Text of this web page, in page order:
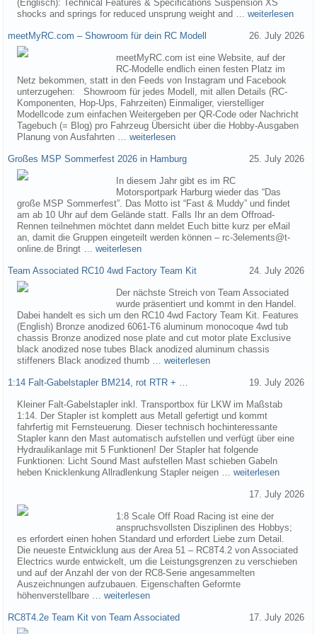
(Englisch): Technical Features & Specifications Suspension XS
shocks and springs for reduced unsprung weight and … weiterlesen
meetMyRC.com – Showroom für dein RC Modell 26. July 2026
meetMyRC.com ist eine Website, auf der
RC-Modelle endlich einen festen Platz im
Netz bekommen, statt in den Feeds von Instagram und Facebook
unterzugehen: Showroom für jedes Modell, mit allen Details (RC-
Komponenten, Hop-Ups, Fahrzeiten) Einmaliger, vierstelliger
Modellcode zum einfachen Weitergeben per QR-Code oder Nachricht
Tagebuch (= Blog) pro Fahrzeug Übersicht über die Hobby-Ausgaben
Planung von Ausfahrten … weiterlesen
Großes MSP Sommerfest 2026 in Hamburg 25. July 2026
In diesem Jahr gibt es im RC
Motorsportpark Harburg wieder das “Das
große MSP Sommerfest”. Das Motto ist “Fast & Muddy” und findet
am ab 10 Uhr auf dem Gelände statt. Falls Ihr an dem Offroad-
Rennen teilnehmen möchtet dann meldet Euch bitte kurz per eMail
an, damit die Gruppen eingeteilt werden können – rc-3elements@t-
online.de Bringt … weiterlesen
Team Associated RC10 4wd Factory Team Kit 24. July 2026
Der nächste Streich von Team Associated
wurde präsentiert und kommt in den Handel.
Dabei handelt es sich um den RC10 4wd Factory Team Kit. Features
(English) Bronze anodized 6061-T6 aluminum monocoque 4wd tub
chassis Bronze anodized nose plate and cut motor plate Exclusive
black anodized nose tubes Black anodized aluminum chassis
stiffeners Black anodized thumb … weiterlesen
1:14 Falt-Gabelstapler BM214, rot RTR + … 19. July 2026
Kleiner Falt-Gabelstapler inkl. Transportbox für LKW im Maßstab
1:14. Der Stapler ist komplett aus Metall gefertigt und kommt
fahrfertig mit Fernsteuerung. Dieser technisch hochinteressante
Stapler kann den Mast automatisch aufstellen und verfügt über eine
Hydraulikanlage mit 5 Funktionen! Der Stapler hat folgende
Funktionen: Licht Sound Mast aufstellen Mast schieben Gabeln
heben Knicklenkung Allradlenkung Stapler neigen … weiterlesen
17. July 2026
1:8 Scale Off Road Racing ist eine der
anspruchsvollsten Disziplinen des Hobbys;
es erfordert einen hohen Standard und erfordert Liebe zum Detail.
Die neueste Entwicklung aus der Area 51 – RC8T4.2 von Associated
Electrics wurde entwickelt, um die Leistungsgrenzen zu verschieben
und auf der Anzahl der von der RC8-Serie angesammelten
Auszeichnungen aufzubauen. Eigenschaften Geformte
höhenverstellbare … weiterlesen
RC8T4.2e Team Kit von Team Associated 17. July 2026